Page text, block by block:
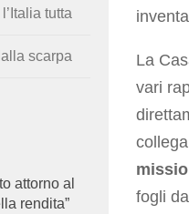
La
vari
fogli
tutta
scarpa
attorno al
rendita”